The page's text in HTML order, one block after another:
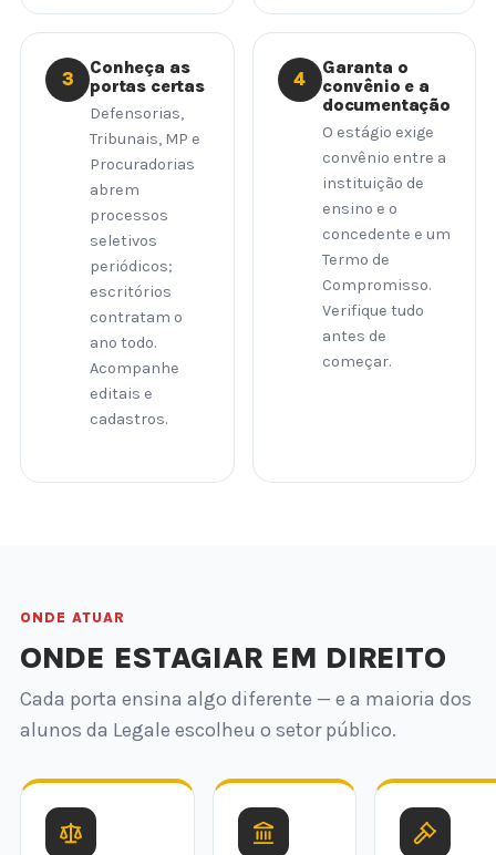
3
Conheça as
portas certas
Defensorias,
Tribunais, MP e
Procuradorias
abrem
processos
seletivos
periódicos;
escritórios
contratam o
ano todo.
Acompanhe
editais e
cadastros.
4
Garanta o
convênio e a
documentação
O estágio exige
convênio entre a
instituição de
ensino e o
concedente e um
Termo de
Compromisso.
Verifique tudo
antes de
começar.
ONDE ATUAR
ONDE ESTAGIAR EM DIREITO
Cada porta ensina algo diferente — e a maioria dos
alunos da Legale escolheu o setor público.